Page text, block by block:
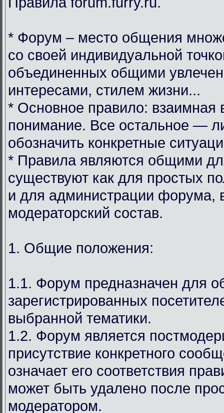
* Форум – место общения
со своей индивидуальной
объединенных общими
интересами, стилем жизни...
* Основное правило: взаимная
понимание. Все остальное —
обозначить конкретные
* Правила являются общими
существуют как для простых
и для администрации форума,
модераторский состав.
1. Общие положения:
1.1. Форум предназначен для
зарегистрированных
выбранной тематики.
1.2. Форум является
присутствие конкретного
означает его соответствия
может быть удалено после
модератором.